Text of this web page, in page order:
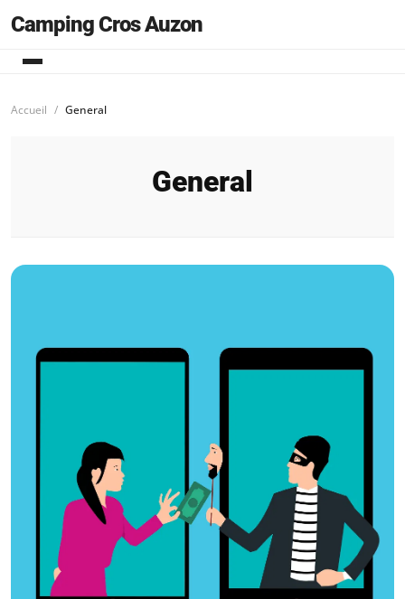
Camping Cros Auzon
Accueil General
General